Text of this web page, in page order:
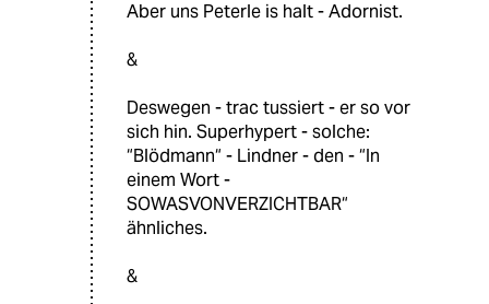
Aber uns Peterle is halt - Adornist.
&
Deswegen - trac tussiert - er so vor
sich hin. Superhypert - solche:
“Blödmann“ - Lindner - den - “In
einem Wort -
SOWASVONVERZICHTBAR“
ähnliches.
&